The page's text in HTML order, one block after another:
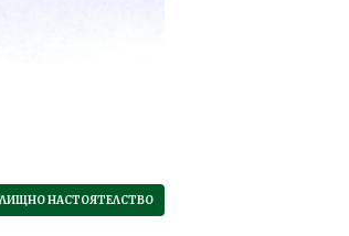
НАСТОЯТЕЛСТВО